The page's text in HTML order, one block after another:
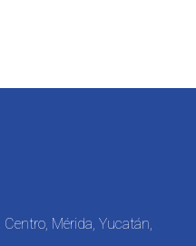
Mérida, Yucatán,